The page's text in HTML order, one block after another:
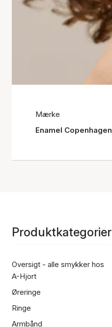
Mærke
Enamel Copenhagen
Produktkategorier
Oversigt - alle smykker hos
A-Hjort
Øreringe
Ringe
Armbånd